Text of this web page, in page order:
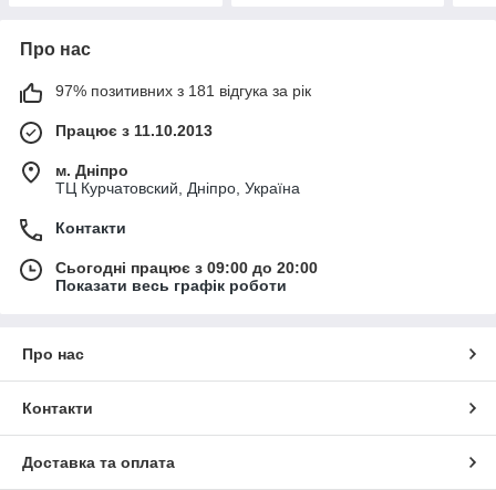
Про нас
97% позитивних з 181 відгука за рік
Працює з 11.10.2013
м. Дніпро
ТЦ Курчатовский, Дніпро, Україна
Контакти
Сьогодні працює з 09:00 до 20:00
Показати весь графік роботи
Про нас
Контакти
Доставка та оплата